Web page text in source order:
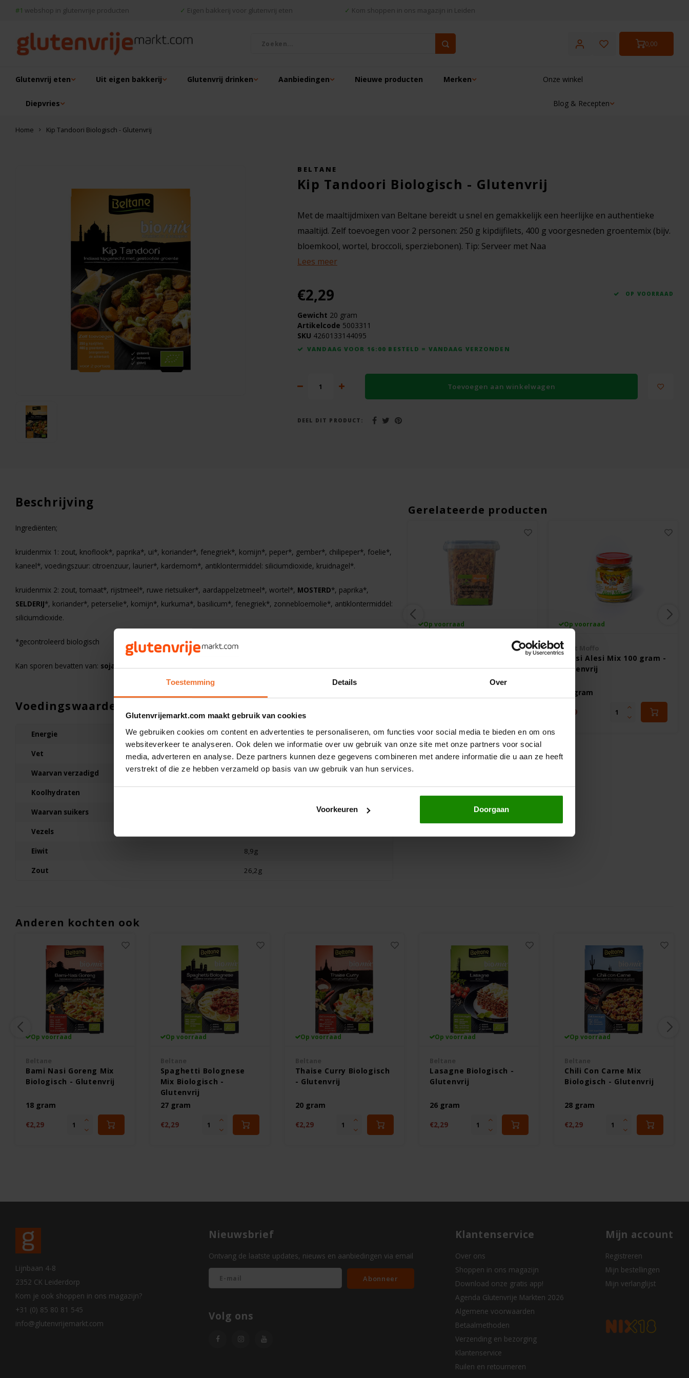
Toestemming Details Over
Glutenvrijemarkt.com maakt gebruik van cookies
We gebruiken cookies om content en advertenties te personaliseren, om functies voor social media te bieden en om ons
websiteverkeer te analyseren. Ook delen we informatie over uw gebruik van onze site met onze partners voor social
media, adverteren en analyse. Deze partners kunnen deze gegevens combineren met andere informatie die u aan ze heeft
verstrekt of die ze hebben verzameld op basis van uw gebruik van hun services.
Voorkeuren Doorgaan
#1 webshop in glutenvrije producten ✓ Eigen bakkerij voor glutenvrij eten ✓ Kom shoppen in ons magazijn in Leiden
0,00
Glutenvrij eten Uit eigen bakkerij Glutenvrij drinken Aanbiedingen Nieuwe producten Merken
Diepvries
Onze winkel
Blog & Recepten
Home Kip Tandoori Biologisch - Glutenvrij
Siciliaanse Spaghettischotel Biologisch - Glutenvrij
BELTANE
Kip Tandoori Biologisch - Glutenvrij
Met de maaltijdmixen van Beltane bereidt u snel en gemakkelijk een heerlijke en authentieke
maaltijd. Zelf toevoegen voor 2 personen: 250 g kipdijfilets, 400 g voorgesneden groentemix (bijv.
bloemkool, wortel, broccoli, sperziebonen). Tip: Serveer met Naa
Lees meer
€2,29 OP VOORRAAD
Gewicht 20 gram
Artikelcode 5003311
SKU 4260133144095
VANDAAG VOOR 16:00 BESTELD = VANDAAG VERZONDEN
Toevoegen aan winkelwagen
DEEL DIT PRODUCT:
Beschrijving
Ingrediënten;
kruidenmix 1: zout, knoflook*, paprika*, ui*, koriander*, fenegriek*, komijn*, peper*, gember*, chilipeper*, foelie*,
kaneel*, voedingszuur: citroenzuur, laurier*, kardemom*, antiklontermiddel: siliciumdioxide, kruidnagel*.
kruidenmix 2: zout, tomaat*, rijstmeel*, ruwe rietsuiker*, aardappelzetmeel*, wortel*, MOSTERD*, paprika*,
SELDERIJ*, koriander*, peterselie*, komijn*, kurkuma*, basilicum*, fenegriek*, zonnebloemolie*, antiklontermiddel:
siliciumdioxide.
*gecontroleerd biologisch
Kan sporen bevatten van: soja
Voedingswaarden
Energie 1057kJ/252kcal
Vet 4,2g
Waarvan verzadigd 0,6g
Koolhydraten
Waarvan suikers
Vezels
Eiwit 8,9g
Zout 26,2g
Gerelateerde producten
Swiet Moffo
Saté Pindasaus 500 gram -
Glutenvrij
€4,99
Glutenvrij
€12,25
Op voorraad
Glutenvrij
Op voorraad
Swiet Moffo
Moksi Alesi Mix 100 gram -
Glutenvrij
100 gram
€2,39
Anderen kochten ook
Op voorraad
Bami Nasi Goreng Mix
Biologisch - Glutenvrij
18 gram
€2,29
Op voorraad
Spaghetti Bolognese
Mix Biologisch -
Glutenvrij
27 gram
€2,29
Op voorraad
Thaise Curry Biologisch
- Glutenvrij
20 gram
€2,29
Op voorraad
Lasagne Biologisch -
Glutenvrij
26 gram
€2,29
Op voorraad
Chili Con Carne Mix
Biologisch - Glutenvrij
28 gram
€2,29
Lijnbaan 4-8
2352 CK Leiderdorp
Kom je ook shoppen in ons magazijn?
+31 (0) 85 80 81 545
info@glutenvrijemarkt.com
Nieuwsbrief
Ontvang de laatste updates, nieuws en aanbiedingen via email
Abonneer
Volg ons
Klantenservice
Over ons
Shoppen in ons magazijn
Download onze gratis app!
Agenda Glutenvrije Markten 2026
Algemene voorwaarden
Betaalmethoden
Verzending en bezorging
Klantenservice
Ruilen en retourneren
Mijn account
Registreren
Mijn bestellingen
Mijn verlanglijst